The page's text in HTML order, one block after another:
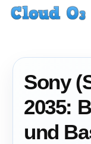
Sony
2035:
und